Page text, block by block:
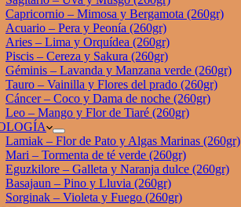
Capricornio – Mimosa y Bergamota (260gr)
Acuario – Pera y Peonía (260gr)
Aries – Lima y Orquídea (260gr)
Piscis – Cereza y Sakura (260gr)
Géminis – Lavanda y Manzana verde (260gr)
Tauro – Vainilla y Flores del prado (260gr)
Cáncer – Coco y Dama de noche (260gr)
Leo – Mango y Flor de Tiaré (260gr)
Lamiak – Flor de Pato y Algas Marinas (260gr)
Mari – Tormenta de té verde (260gr)
Eguzkilore – Galleta y Naranja dulce (260gr)
Basajaun – Pino y Lluvia (260gr)
Sorginak – Violeta y Fuego (260gr)